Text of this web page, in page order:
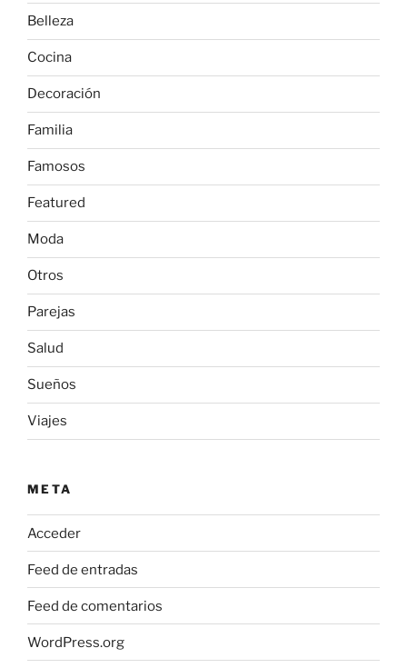
Belleza
Cocina
Decoración
Familia
Famosos
Featured
Moda
Otros
Parejas
Salud
Sueños
Viajes
META
Acceder
Feed de entradas
Feed de comentarios
WordPress.org